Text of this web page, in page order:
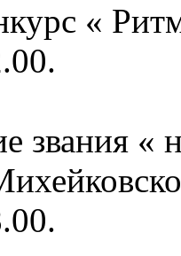
«
звания «